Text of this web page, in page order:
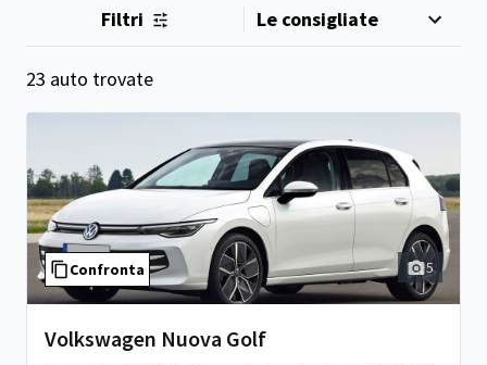
Filtri
23 auto trovate
Confronta 5
Volkswagen Nuova Golf